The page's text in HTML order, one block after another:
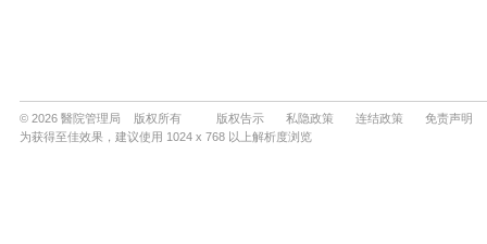
© 2026 醫院管理局 版权所有 版权告示 私隐政策 连结政策
免责声明
为获得至佳效果，建议使用 1024 x 768 以上解析度浏览